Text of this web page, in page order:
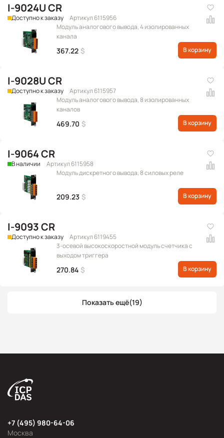
I-9024U CR
Доступно к заказу
Артикул 6115956
Модуль аналогового вывода, 4 изолированных
канала
367.22 $ В корзину
I-9028U CR
Доступно к заказу
Артикул 6115957
Модуль аналогового вывода, 8 изолированных
каналов
469.70 $ В корзину
I-9064 CR
В наличии
Артикул 6115958
Модуль дискретного вывода, 8 силовых реле
209.23 $ В корзину
I-9093 CR
Доступно к заказу
Артикул 6119455
3-осевой высокоскоростной модуль счетчика с
выходом триггера
270.84 $ В корзину
Показать ещё(19)
Москва
+7 (495) 980-64-06